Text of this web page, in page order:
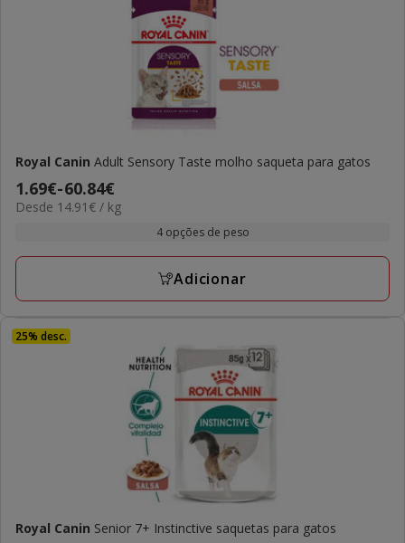
Royal Canin Adult Sensory Taste molho saqueta para gatos
Preço
de
a
1.69€-60.84€
14.91€
Desde 14.91€ / kg
4 opções de peso
Adicionar
25% desc.
Royal Canin Senior 7+ Instinctive saquetas para gatos